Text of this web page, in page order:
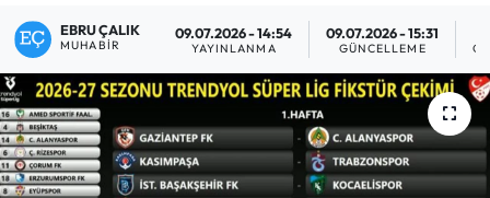
EBRU ÇALIK
MUHABIR
09.07.2026 - 14:54
YAYINLANMA
09.07.2026 - 15:31
GÜNCELLEME
Çorum Son Dakika Haberleri
Dodurga Haberleri
Eğitim
Son Dakika Haberleri
Haber Arşivi